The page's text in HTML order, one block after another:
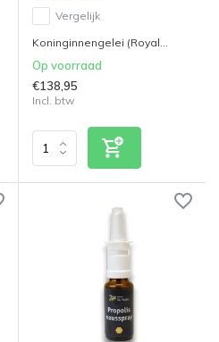
Vergelijk
Koninginnengelei (Royal...
Op voorraad
€138,95
Incl. btw